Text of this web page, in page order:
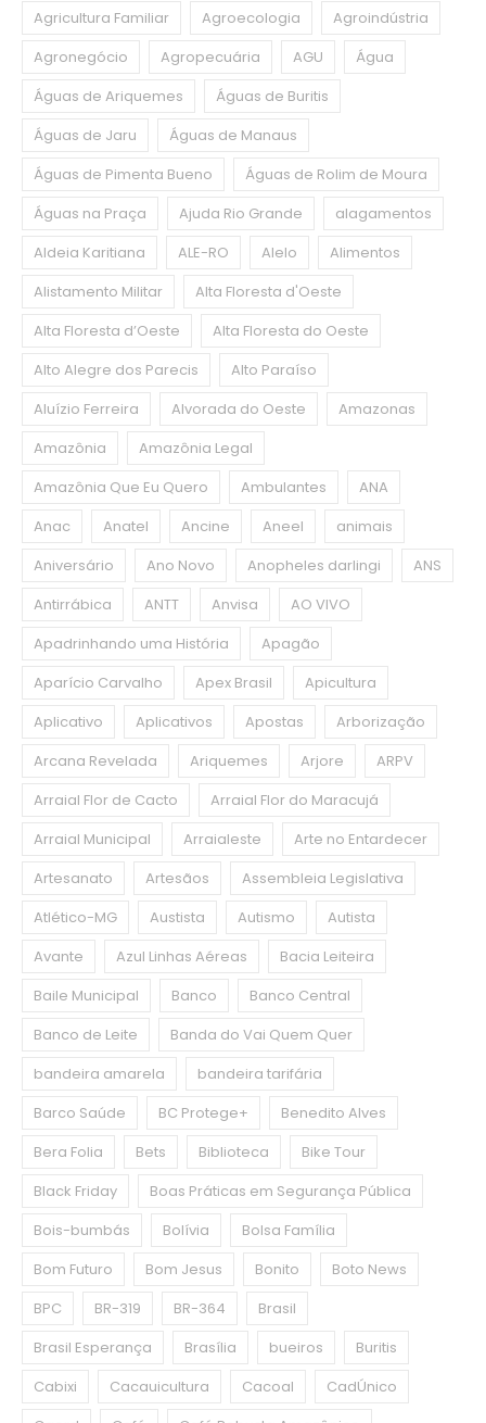
Agricultura Familiar
Agroecologia
Agroindústria
Agronegócio
Agropecuária AGU
Água
Águas de Ariquemes
Águas de Buritis
Águas de Jaru
Águas de Manaus
Águas de Pimenta Bueno
Águas de Rolim de Moura
Águas na Praça
Ajuda Rio Grande
alagamentos
Aldeia Karitiana
ALE-RO Alelo
Alimentos
Alistamento Militar
Alta Floresta d'Oeste
Alta Floresta d’Oeste
Alta Floresta do Oeste
Alto Alegre dos Parecis
Alto Paraíso
Aluízio Ferreira
Alvorada do Oeste
Amazonas
Amazônia
Amazônia Legal
Amazônia Que Eu Quero
Ambulantes
ANA
Anac
Anatel Ancine Aneel
animais
Aniversário
Ano Novo Anopheles darlingi
ANS
Antirrábica
ANTT Anvisa
AO VIVO
Apadrinhando uma História
Apagão
Aparício Carvalho
Apex Brasil
Apicultura
Aplicativo
Aplicativos Apostas
Arborização
Arcana Revelada
Ariquemes Arjore
ARPV
Arraial Flor de Cacto
Arraial Flor do Maracujá
Arraial Municipal
Arraialeste
Arte no Entardecer
Artesanato
Artesãos
Assembleia Legislativa
Atlético-MG
Austista Autismo
Autista
Avante
Azul Linhas Aéreas
Bacia Leiteira
Baile Municipal
Banco
Banco Central
Banco de Leite
Banda do Vai Quem Quer
bandeira amarela
bandeira tarifária
Barco Saúde
BC Protege+
Benedito Alves
Bera Folia
Bets Biblioteca
Bike Tour
Black Friday
Boas Práticas em Segurança Pública
Bois-bumbás
Bolívia
Bolsa Família
Bom Futuro
Bom Jesus Bonito
Boto News
BPC
BR-319 BR-364
Brasil
Brasil Esperança
Brasília bueiros
Buritis
Cabixi
Cacauicultura Cacoal
CadÚnico